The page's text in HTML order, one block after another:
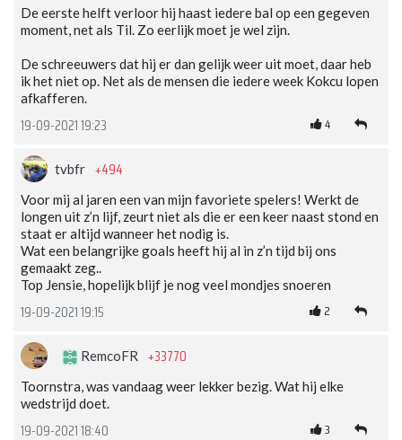
De eerste helft verloor hij haast iedere bal op een gegeven
moment, net als Til. Zo eerlijk moet je wel zijn.
De schreeuwers dat hij er dan gelijk weer uit moet, daar heb
ik het niet op. Net als de mensen die iedere week Kokcu lopen
afkafferen.
19-09-2021 19:23 4
tvbfr +494
Voor mij al jaren een van mijn favoriete spelers! Werkt de
longen uit z’n lijf, zeurt niet als die er een keer naast stond en
staat er altijd wanneer het nodig is.
Wat een belangrijke goals heeft hij al in z’n tijd bij ons
gemaakt zeg..
Top Jensie, hopelijk blijf je nog veel mondjes snoeren
19-09-2021 19:15 2
RemcoFR +33770
Toornstra, was vandaag weer lekker bezig. Wat hij elke
wedstrijd doet.
19-09-2021 18:40 3